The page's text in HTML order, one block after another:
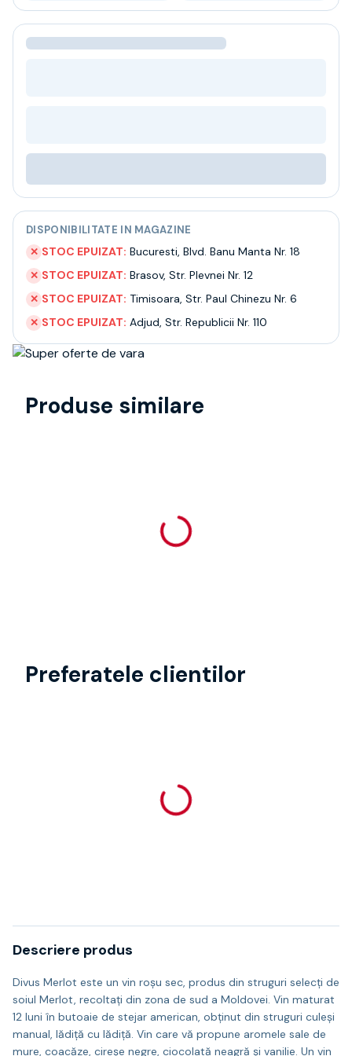
Ceai
Bacanie
Despre noi
Livrare
Termeni si conditii
Politica de confidentialitate
Intrebari frecvente
DISPONIBILITATE IN MAGAZINE
✕ STOC EPUIZAT: Bucuresti, Blvd. Banu Manta Nr. 18
✕ STOC EPUIZAT: Brasov, Str. Plevnei Nr. 12
✕ STOC EPUIZAT: Timisoara, Str. Paul Chinezu Nr. 6
✕ STOC EPUIZAT: Adjud, Str. Republicii Nr. 110
Produse similare
Preferatele clientilor
Descriere produs
Divus Merlot este un vin roșu sec, produs din struguri selecți de
soiul Merlot, recoltaţi din zona de sud a Moldovei. Vin maturat
12 luni în butoaie de stejar american, obținut din struguri culeși
manual, lădiță cu lădiță. Vin care vă propune aromele sale de
mure, coacăze, cireșe negre, ciocolată neagră și vanilie. Un vin